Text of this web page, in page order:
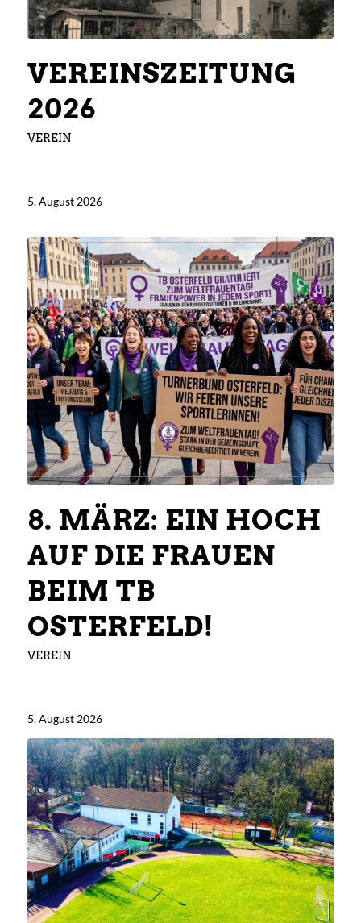
VEREINSZEITUNG
2026
VEREIN
5. August 2026
8. MÄRZ: EIN HOCH
AUF DIE FRAUEN
BEIM TB
OSTERFELD!
VEREIN
5. August 2026